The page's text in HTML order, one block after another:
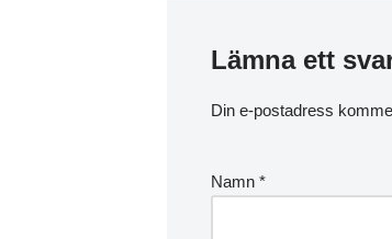
Lämna ett
Din e-postadress
Namn *